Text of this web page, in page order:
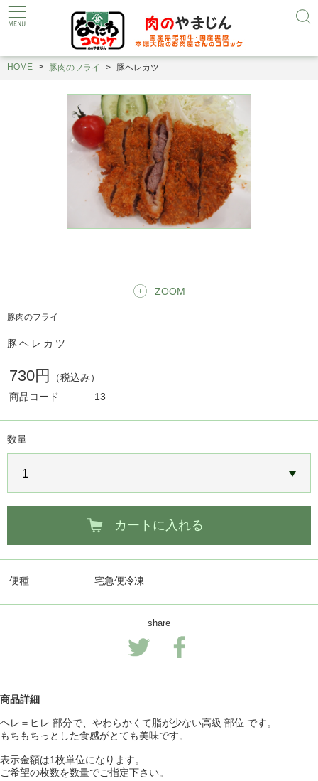
HOME 豚肉のフライ 豚ヘレカツ
ZOOM
豚肉のフライ
豚ヘレカツ
730円
（税込み）
商品コード
13
数量
カートに入れる
便種 宅急便冷凍
share
商品詳細
ヘレ＝ヒレ 部分で、やわらかくて脂が少ない高級 部位 です。
もちもちっとした食感がとても美味です。
表示金額は1枚単位になります。
ご希望の枚数を数量でご指定下さい。